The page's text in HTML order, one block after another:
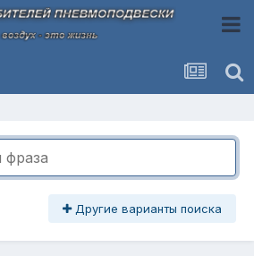
Другие варианты поиска